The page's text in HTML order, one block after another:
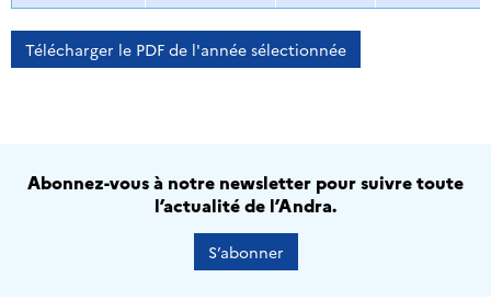
Télécharger le PDF de l'année sélectionnée
Abonnez-vous à notre newsletter pour suivre toute
l’actualité de l’Andra.
S’abonner